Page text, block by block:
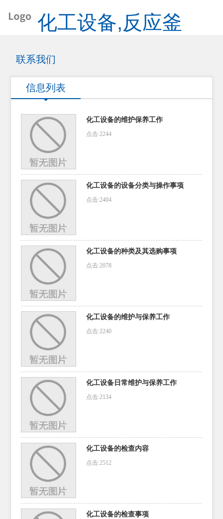
化工设备,反应釜
联系我们
信息列表
化工设备的维护保养工作
点击:2244
化工设备的设备分类与操作事项
点击:2404
化工设备的种类及其选购事项
点击:2078
化工设备的维护与保养工作
点击:2240
化工设备日常维护与保养工作
点击:2134
化工设备的检查内容
点击:2512
化工设备的检查事项